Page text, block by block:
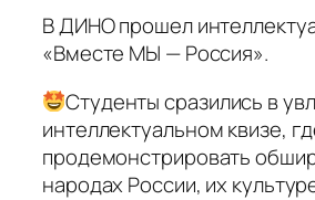
В ДИНО прошел
«Вместе МЫ — Россия».
Студенты сразились в
интеллектуальном квизе,
продемонстрировать
народах России, их